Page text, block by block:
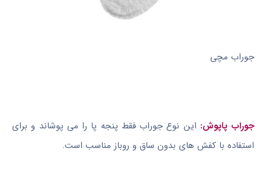
جوراب مچی
جوراب پاپوش: این نوع جوراب فقط پنجه پا را می پوشاند و برای
استفاده با کفش های بدون ساق و روباز مناسب است.